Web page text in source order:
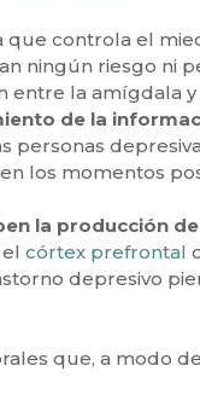
que controla el
ningún riesgo ni
la amígdala
de la
los momentos
la producción
córtex prefrontal
depresivo
que, a modo